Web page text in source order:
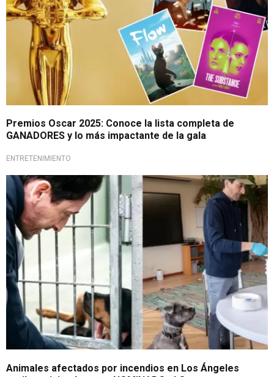
Premios Oscar 2025: Conoce la lista completa de
GANADORES y lo más impactante de la gala
ENTRETENIMIENTO
Corazón noble
Animales afectados por incendios en Los Ángeles